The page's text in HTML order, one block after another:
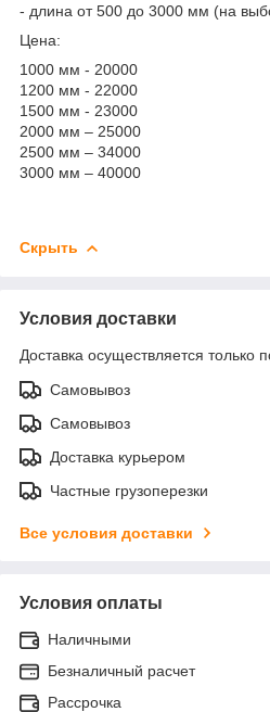
- длина от 500 до 3000 мм (на
Цена:
1000 мм - 20000
1200 мм - 22000
1500 мм - 23000
2000 мм – 25000
2500 мм – 34000
3000 мм – 40000
Скрыть
Условия доставки
Доставка осуществляется только
Самовывоз
Самовывоз
Доставка курьером
Частные грузоперезки
Все условия доставки
Условия оплаты
Наличными
Безналичный расчет
Рассрочка